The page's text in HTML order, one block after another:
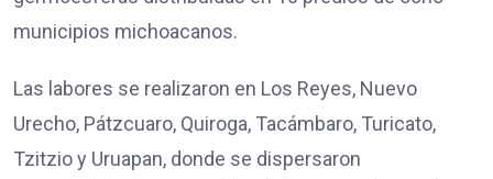
municipios michoacanos.
Las labores se realizaron en Los Reyes, Nuevo
Urecho, Pátzcuaro, Quiroga, Tacámbaro, Turicato,
Tzitzio y Uruapan, donde se dispersaron